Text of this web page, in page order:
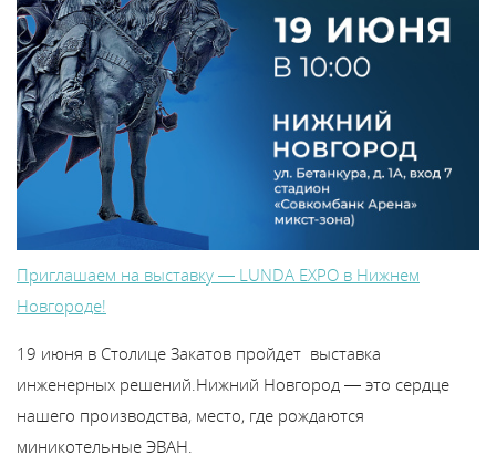
В
y
т
Приглашаем на выставку — LUNDA EXPO в Нижнем
Новгороде!
19 июня в Столице Закатов пройдет выставка
инженерных решений.Нижний Новгород — это сердце
нашего производства, место, где рождаются
миникотельные ЭВАН.